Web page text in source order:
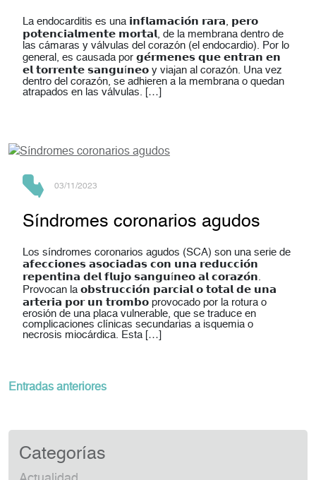
La endocarditis es una 𝗶𝗻𝗳𝗹𝗮𝗺𝗮𝗰𝗶𝗼́𝗻 𝗿𝗮𝗿𝗮, 𝗽𝗲𝗿𝗼
𝗽𝗼𝘁𝗲𝗻𝗰𝗶𝗮𝗹𝗺𝗲𝗻𝘁𝗲 𝗺𝗼𝗿𝘁𝗮𝗹, de la membrana dentro de
las cámaras y válvulas del corazón (el endocardio). Por lo
general, es causada por 𝗴𝗲́𝗿𝗺𝗲𝗻𝗲𝘀 𝗾𝘂𝗲 𝗲𝗻𝘁𝗿𝗮𝗻 𝗲𝗻
𝗲𝗹 𝘁𝗼𝗿𝗿𝗲𝗻𝘁𝗲 𝘀𝗮𝗻𝗴𝘂í𝗻𝗲𝗼 y viajan al corazón. Una vez
dentro del corazón, se adhieren a la membrana o quedan
atrapados en las válvulas. […]
03/11/2023
Síndromes coronarios agudos
Los síndromes coronarios agudos (SCA) son una serie de
𝗮𝗳𝗲𝗰𝗰𝗶𝗼𝗻𝗲𝘀 𝗮𝘀𝗼𝗰𝗶𝗮𝗱𝗮𝘀 𝗰𝗼𝗻 𝘂𝗻𝗮 𝗿𝗲𝗱𝘂𝗰𝗰𝗶𝗼́𝗻
𝗿𝗲𝗽𝗲𝗻𝘁𝗶𝗻𝗮 𝗱𝗲𝗹 𝗳𝗹𝘂𝗷𝗼 𝘀𝗮𝗻𝗴𝘂í𝗻𝗲𝗼 𝗮𝗹 𝗰𝗼𝗿𝗮𝘇𝗼́𝗻.
Provocan la 𝗼𝗯𝘀𝘁𝗿𝘂𝗰𝗰𝗶𝗼́𝗻 𝗽𝗮𝗿𝗰𝗶𝗮𝗹 𝗼 𝘁𝗼𝘁𝗮𝗹 𝗱𝗲 𝘂𝗻𝗮
𝗮𝗿𝘁𝗲𝗿𝗶𝗮 𝗽𝗼𝗿 𝘂𝗻 𝘁𝗿𝗼𝗺𝗯𝗼 provocado por la rotura o
erosión de una placa vulnerable, que se traduce en
complicaciones clínicas secundarias a isquemia o
necrosis miocárdica. Esta […]
Navegación
entradas
Entradas anteriores
Categorías